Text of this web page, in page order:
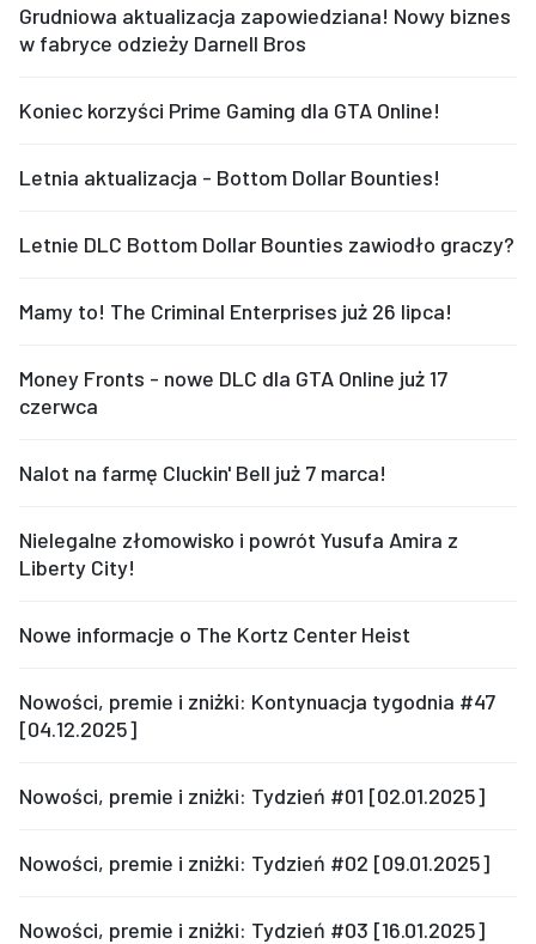
Grudniowa aktualizacja zapowiedziana! Nowy biznes
w fabryce odzieży Darnell Bros
Koniec korzyści Prime Gaming dla GTA Online!
Letnia aktualizacja - Bottom Dollar Bounties!
Letnie DLC Bottom Dollar Bounties zawiodło graczy?
Mamy to! The Criminal Enterprises już 26 lipca!
Money Fronts - nowe DLC dla GTA Online już 17
czerwca
Nalot na farmę Cluckin' Bell już 7 marca!
Nielegalne złomowisko i powrót Yusufa Amira z
Liberty City!
Nowe informacje o The Kortz Center Heist
Nowości, premie i zniżki: Kontynuacja tygodnia #47
[04.12.2025]
Nowości, premie i zniżki: Tydzień #01 [02.01.2025]
Nowości, premie i zniżki: Tydzień #02 [09.01.2025]
Nowości, premie i zniżki: Tydzień #03 [16.01.2025]